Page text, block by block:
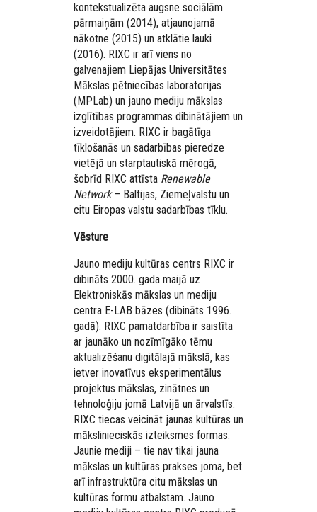
kontekstualizēta augsne sociālām
pārmaiņām (2014), atjaunojamā
nākotne (2015) un atklātie lauki
(2016). RIXC ir arī viens no
galvenajiem Liepājas Universitātes
Mākslas pētniecības laboratorijas
(MPLab) un jauno mediju mākslas
izglītības programmas dibinātājiem un
izveidotājiem. RIXC ir bagātīga
tīklošanās un sadarbības pieredze
vietējā un starptautiskā mērogā,
šobrīd RIXC attīsta Renewable
Network– Baltijas, Ziemeļvalstu un
citu Eiropas valstu sadarbības tīklu.
Vēsture
Jauno mediju kultūras centrs RIXC ir
dibināts 2000. gada maijā uz
Elektroniskās mākslas un mediju
centra E-LAB bāzes (dibināts 1996.
gadā). RIXC pamatdarbība ir saistīta
ar jaunāko un nozīmīgāko tēmu
aktualizēšanu digitālajā mākslā, kas
ietver inovatīvus eksperimentālus
projektus mākslas, zinātnes un
tehnoloģiju jomā Latvijā un ārvalstīs.
RIXC tiecas veicināt jaunas kultūras un
mākslinieciskās izteiksmes formas.
Jaunie mediji – tie nav tikai jauna
mākslas un kultūras prakses joma, bet
arī infrastruktūra citu mākslas un
kultūras formu atbalstam. Jauno